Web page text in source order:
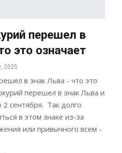
перешел в
это означает
2025
в знак Льва - что это
перешел в знак Льва и
сентября. Так долго
в этом знаке из-за
или привычного всем -